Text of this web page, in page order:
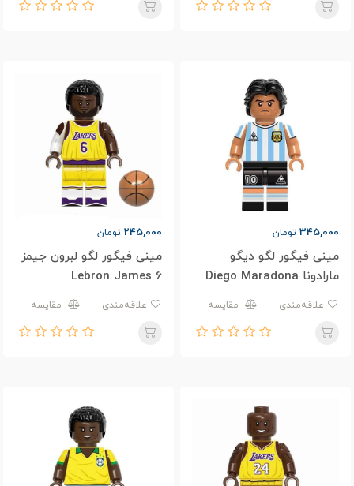
345,000 تومان
مینی فیگور لگو دیگو
مارادونا Diego Maradona
10
مقایسه
245,000 تومان
مینی فیگور لگو لبرون جیمز
Lebron James 6
مقایسه